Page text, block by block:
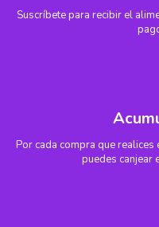
Suscríbete para recibir el
Por cada compra que realices
puedes canjear